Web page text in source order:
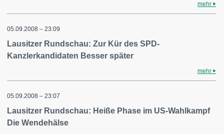
mehr
05.09.2008 – 23:09
Lausitzer Rundschau: Zur Kür des SPD-
Kanzlerkandidaten Besser später
mehr
05.09.2008 – 23:07
Lausitzer Rundschau: Heiße Phase im US-Wahlkampf
Die Wendehälse